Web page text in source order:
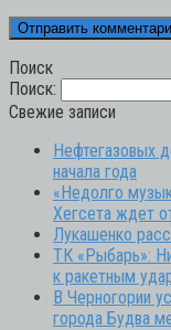
Поиск
Поиск:
Свежие записи
Нефтегазовых
начала года
«Недолго
Хегсета ждет
Лукашенко
ТК «Рыбарь»:
к ракетным
В Черногории
города Будва